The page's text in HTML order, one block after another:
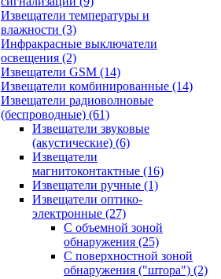
Извещатели температуры и
влажности (3)
Инфракрасные выключатели
освещения (2)
Извещатели GSM (14)
Извещатели комбинированные (14)
Извещатели радиоволновые
(беспроводные) (61)
Извещатели звуковые
(акустические) (6)
Извещатели
магнитоконтактные (16)
Извещатели ручные (1)
Извещатели оптико-
электронные (27)
С объемной зоной
обнаружения (25)
С поверхностной зоной
обнаружения ("штора") (2)